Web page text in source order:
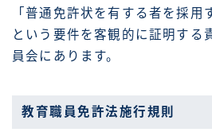
「普通免許状を有する者を採用
という要件を客観的に証明する
員会にあります。
教育職員免許法施行規則